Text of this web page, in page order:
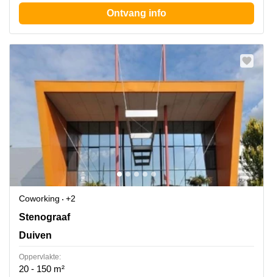
Ontvang info
Coworking
+2
Stenograaf 1, Duiven
Stenograaf
Duiven
Oppervlakte:
20 - 150 m²